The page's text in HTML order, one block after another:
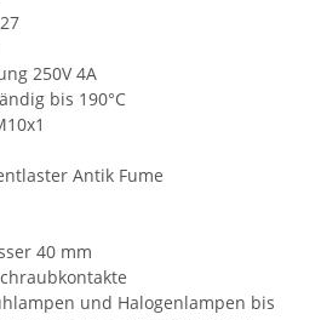
250V 4A
bis 190°C
Antik Fume
40 mm
und Halogenlampen bis